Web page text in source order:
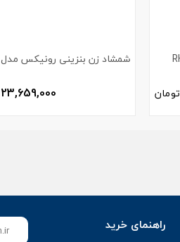
تومان
شمشاد زن بنزینی رونیکس مدل 4965
23,659,000
راهنمای خرید